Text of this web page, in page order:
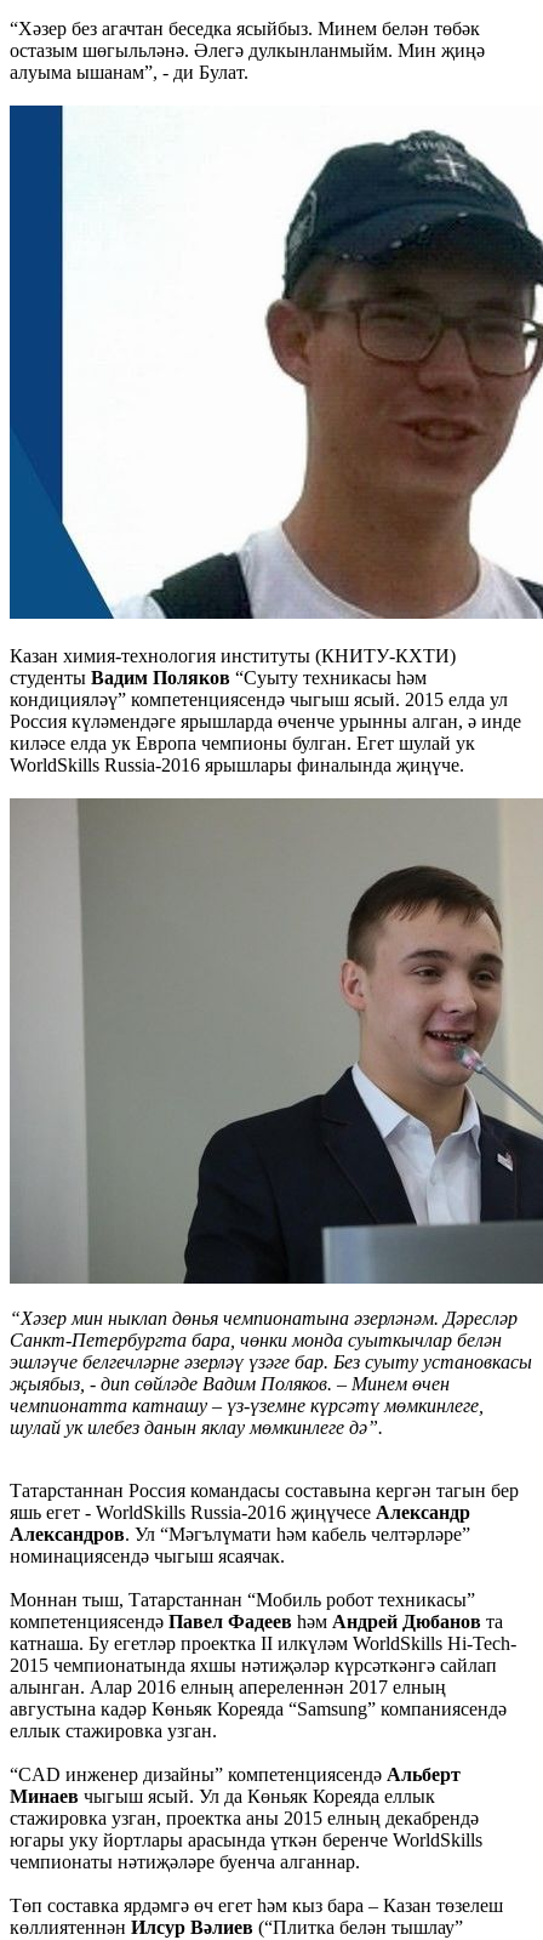
“Хәзер без агачтан беседка ясыйбыз. Минем белән төбәк
остазым шөгыльләнә. Әлегә дулкынланмыйм. Мин җиңә
алуыма ышанам”, - ди Булат.
Казан химия-технология институты (КНИТУ-КХТИ)
студенты Вадим Поляков “Суыту техникасы һәм
кондицияләү” компетенциясендә чыгыш ясый. 2015 елда ул
Россия күләмендәге ярышларда өченче урынны алган, ә инде
киләсе елда ук Европа чемпионы булган. Егет шулай ук
WorldSkills Russia-2016 ярышлары финалында җиңүче.
“Хәзер мин ныклап дөнья чемпионатына әзерләнәм. Дәресләр
Санкт-Петербургта бара, чөнки монда суыткычлар белән
эшләүче белгечләрне әзерләү үзәге бар. Без суыту установкасы
җыябыз, - дип сөйләде Вадим Поляков. – Минем өчен
чемпионатта катнашу – үз-үземне күрсәтү мөмкинлеге,
шулай ук илебез данын яклау мөмкинлеге дә”.
Татарстаннан Россия командасы составына кергән тагын бер
яшь егет - WorldSkills Russia-2016 җиңүчесе Александр
Александров. Ул “Мәгълүмати һәм кабель челтәрләре”
номинациясендә чыгыш ясаячак.
Моннан тыш, Татарстаннан “Мобиль робот техникасы”
компетенциясендә Павел Фадеев һәм Андрей Дюбанов та
катнаша. Бу егетләр проектка II илкүләм WorldSkills Hi-Tech-
2015 чемпионатында яхшы нәтиҗәләр күрсәткәнгә сайлап
алынган. Алар 2016 елның апереленнән 2017 елның
августына кадәр Көньяк Кореяда “Samsung” компаниясендә
еллык стажировка узган.
“CAD инженер дизайны” компетенциясендә Альберт
Минаев чыгыш ясый. Ул да Көньяк Кореяда еллык
стажировка узган, проектка аны 2015 елның декабрендә
югары уку йортлары арасында үткән беренче WorldSkills
чемпионаты нәтиҗәләре буенча алганнар.
Төп составка ярдәмгә өч егет һәм кыз бара – Казан төзелеш
көллиятеннән Илсур Вәлиев (“Плитка белән тышлау”